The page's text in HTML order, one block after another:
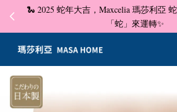
🐍 2025 蛇年大吉，Maxcelia 瑪莎利亞
「蛇」來運轉✨
您的購物車目前還